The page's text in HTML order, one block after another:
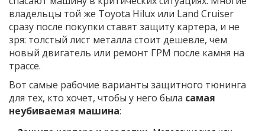
владельцы той же Toyota Hilux или Land Cruiser
сразу после покупки ставят защиту картера, и не
зря: толстый лист металла стоит дешевле, чем
новый двигатель или ремонт ГРМ после камня на
трассе.
Вот самые рабочие варианты защитного тюнинга
для тех, кто хочет, чтобы у него была самая
неубиваемая машина: